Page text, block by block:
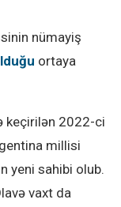
nümayiş
ortaya
keçirilən 2022-ci
millisi
yeni sahibi olub.
vaxt da